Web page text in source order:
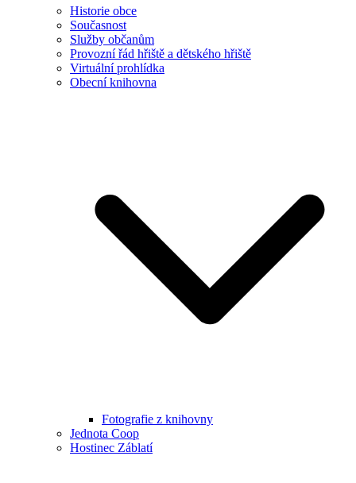
Historie obce
Současnost
Služby občanům
Provozní řád hřiště a dětského hřiště
Virtuální prohlídka
Obecní knihovna
Fotografie z knihovny
Jednota Coop
Hostinec Záblatí